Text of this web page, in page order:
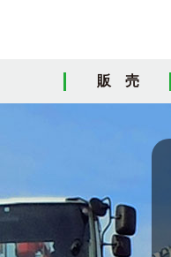
販 売